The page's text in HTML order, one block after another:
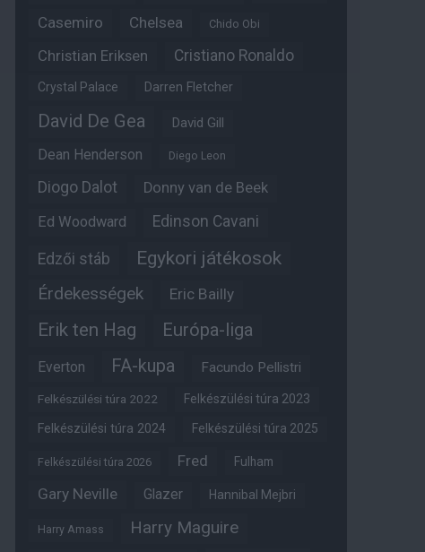
Casemiro Chelsea Chido Obi
Christian Eriksen Cristiano Ronaldo
Crystal Palace Darren Fletcher
David De Gea David Gill
Dean Henderson Diego Leon
Diogo Dalot
Donny van de Beek
Ed Woodward
Edinson Cavani
Edzői stáb Egykori játékosok
Érdekességek Eric Bailly
Erik ten Hag Európa-liga
Everton FA-kupa Facundo Pellistri
Felkészülési túra 2022 Felkészülési túra 2023
Felkészülési túra 2024 Felkészülési túra 2025
Felkészülési túra 2026 Fred Fulham
Gary Neville Glazer Hannibal Mejbri
Harry Amass Harry Maguire